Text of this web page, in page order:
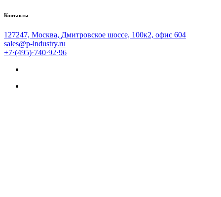
Контакты
127247, Москва, Дмитровское шоссе, 100к2, офис 604
sales@p-industry.ru
+7·(495)·740·92·96